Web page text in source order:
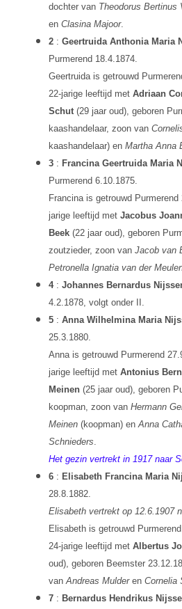
dochter van Theodorus Bertinus
en Clasina Majoor.
2 : Geertruida Anthonia Maria
Purmerend 18.4.1874.
Geertruida is getrouwd
22-jarige leeftijd met Adriaan
Schut(29 jaar oud), geboren
kaashandelaar, zoon van
kaashandelaar) en Martha Anna
3 : Francina Geertruida Maria
Purmerend 6.10.1875.
Francina is getrouwd
jarige leeftijd met Jacobus
Beek(22 jaar oud), geboren
zoutzieder, zoon van Jacob van
Petronella Ignatia van der
4 : Johannes Bernardus
4.2.1878, volgt onder II.
5 : Anna Wilhelmina Maria
25.3.1880.
Anna is getrouwd Purmerend
jarige leeftijd met Antonius
Meinen(25 jaar oud), geboren
koopman, zoon van Hermann
Meinen(koopman) en Anna
Schnieders
Het gezin vertrekt in 1917 naar
6 : Elisabeth Francina Maria
28.8.1882.
Elisabeth vertrekt op 12.6.1907
Elisabeth is getrouwd
24-jarige leeftijd met Albertus
oud), geboren Beemster
van Andreas Mulderen Cornelia
7 : Bernardus Hendrikus